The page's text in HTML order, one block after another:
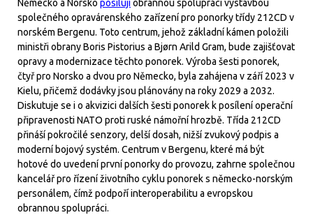
Německo a Norsko posilujíobrannou spolupráci výstavbou
společného opravárenského zařízení pro ponorky třídy 212CD v
norském Bergenu. Toto centrum, jehož základní kámen položili
ministři obrany Boris Pistorius a Bjørn Arild Gram, bude zajišťovat
opravy a modernizace těchto ponorek. Výroba šesti ponorek,
čtyř pro Norsko a dvou pro Německo, byla zahájena v září 2023 v
Kielu, přičemž dodávky jsou plánovány na roky 2029 a 2032.
Diskutuje se i o akvizici dalších šesti ponorek k posílení operační
připravenosti NATO proti ruské námořní hrozbě. Třída 212CD
přináší pokročilé senzory, delší dosah, nižší zvukový podpis a
moderní bojový systém. Centrum v Bergenu, které má být
hotové do uvedení první ponorky do provozu, zahrne společnou
kancelář pro řízení životního cyklu ponorek s německo-norským
personálem, čímž podpoří interoperabilitu a evropskou
obrannou spolupráci.